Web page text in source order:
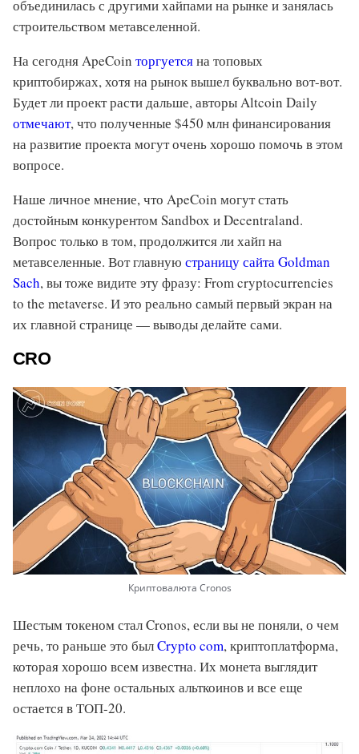
объединилась с другими хайпами на рынке и занялась
строительством метавселенной.
На сегодня ApeCoin торгуетсяна топовых
криптобиржах, хотя на рынок вышел буквально вот-вот.
Будет ли проект расти дальше, авторы Altcoin Daily
отмечают, что полученные $450 млн финансирования
на развитие проекта могут очень хорошо помочь в этом
вопросе.
Наше личное мнение, что ApeCoin могут стать
достойным конкурентом Sandbox и Decentraland.
Вопрос только в том, продолжится ли хайп на
метавселенные. Вот главную страницу сайта Goldman
Sach, вы тоже видите эту фразу: From cryptocurrencies
to the metaverse. И это реально самый первый экран на
их главной странице — выводы делайте сами.
CRO
Криптовалюта Cronos
Шестым токеном стал Cronos, если вы не поняли, о чем
речь, то раньше это былCrypto com, криптоплатформа,
которая хорошо всем известна. Их монета выглядит
неплохо на фоне остальных альткоинов и все еще
остается в ТОП-20.